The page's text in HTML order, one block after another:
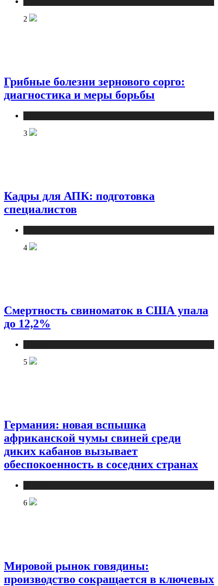
2
Грибные болезни зернового сорго:
диагностика и меры борьбы
3
Кадры для АПК: подготовка
специалистов
4
Смертность свиноматок в США упала
до 12,2%
5
Германия: новая вспышка
африканской чумы свиней среди
диких кабанов вызывает
обеспокоенность в соседних странах
6
Мировой рынок говядины:
производство сокращается в ключевых